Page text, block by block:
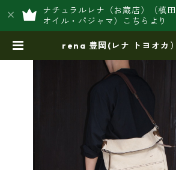
ナチュラルレナ（お蔵店）（槙
オイル・パジャマ）こちらより
rena 豊岡(レナ トヨオカ
（type-B）口折れショル
3031）【豊岡製品】 | 豊岡
ナルバッグ製造販売【日本
グ財布 専門店】レナ ジ
イド ショップ